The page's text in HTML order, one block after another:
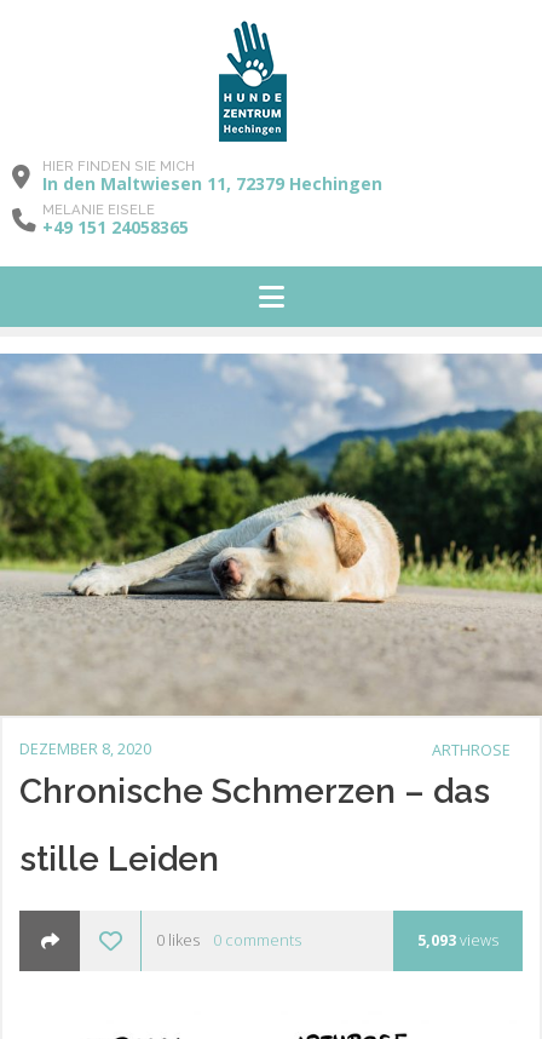
HIER FINDEN SIE MICH
In den Maltwiesen 11, 72379 Hechingen
MELANIE EISELE
+49 151 24058365
ARTHROSE
DEZEMBER 8, 2020
Chronische Schmerzen – das
stille Leiden
0 likes 0comments 5,093views